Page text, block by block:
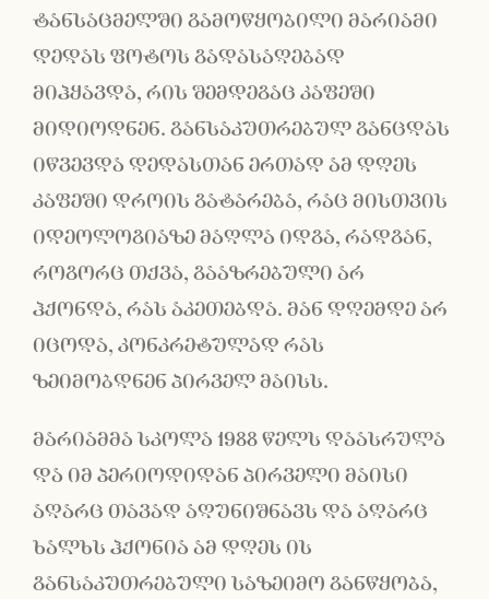
ტანსაცმელში გამოწყობილი მარიამი
დედას ფოტოს გადასაღებად
მიჰყავდა, რის შემდეგაც კაფეში
მიდიოდნენ. განსაკუთრებულ განცდას
იწვევდა დედასთან ერთად ამ დღეს
კაფეში დროის გატარება, რაც მისთვის
იდეოლოგიაზე მაღლა იდგა, რადგან,
როგორც თქვა, გააზრებული არ
ჰქონდა, რას აკეთებდა. მან დღემდე არ
იცოდა, კონკრეტულად რას
ზეიმობდნენ პირველ მაისს.
მარიამმა სკოლა 1988 წელს დაასრულა
და იმ პერიოდიდან პირველი მაისი
აღარც თავად აღუნიშნავს და აღარც
ხალხს ჰქონია ამ დღეს ის
განსაკუთრებული საზეიმო განწყობა,